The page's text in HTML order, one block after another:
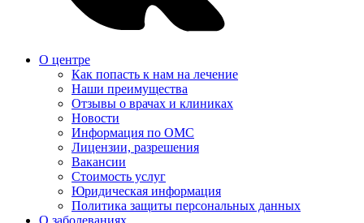
О центре
Как попасть к нам на лечение
Наши преимущества
Отзывы о врачах и клиниках
Новости
Информация по ОМС
Лицензии, разрешения
Вакансии
Стоимость услуг
Юридическая информация
Политика защиты персональных данных
О заболеваниях